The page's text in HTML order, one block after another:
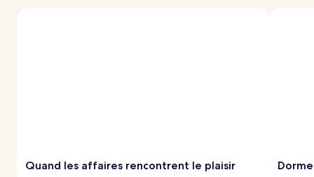
Quand les affaires rencontrent le plaisir